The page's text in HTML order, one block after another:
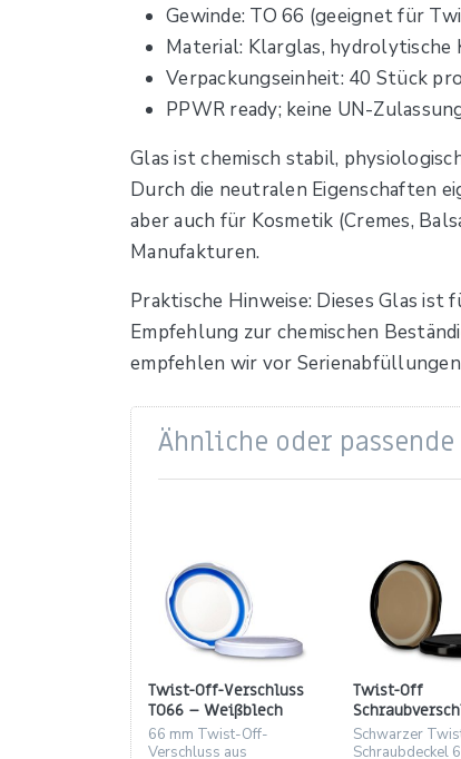
Gewinde: TO 66 (geeignet für
Material: Klarglas, hydrolytische
Verpackungseinheit: 40 Stück
PPWR ready; keine UN-
Glas ist chemisch stabil,
Durch die neutralen Eigenschaften
aber auch für Kosmetik (Cremes,
Manufakturen.
Praktische Hinweise: Dieses Glas
Empfehlung zur chemischen
empfehlen wir vor
Ähnliche oder
Twist-Off-Verschluss
TO66 – Weißblech
weiß (66 mm)
66 mm Twist-Off-
Verschluss aus
Twist-Off
mm |
schwarz
Schwarzer
Schraubdeckel